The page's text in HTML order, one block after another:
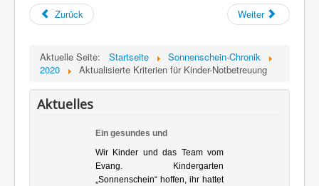
Zurück Weiter
Aktuelle Seite: Startseite
Sonnenschein-Chronik
2020
Aktualisierte Kriterien für Kinder-Notbetreuung
Aktuelles
Ein gesundes und
gesegnetes [...]
Wir Kinder und das Team vom
Evang. Kindergarten
„Sonnenschein“ hoffen, ihr hattet